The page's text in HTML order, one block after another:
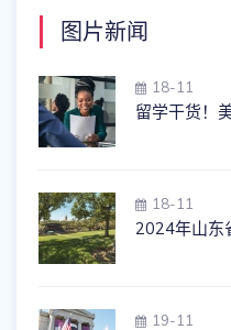
图片新闻
18-11
留学干货！
18-11
2024年山东
19-11